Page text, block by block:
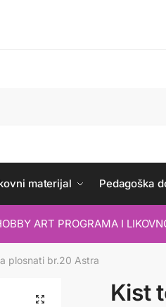
materijal Pedagoška
ART PROGRAMA I
plosnati br.20 Astra
Kist